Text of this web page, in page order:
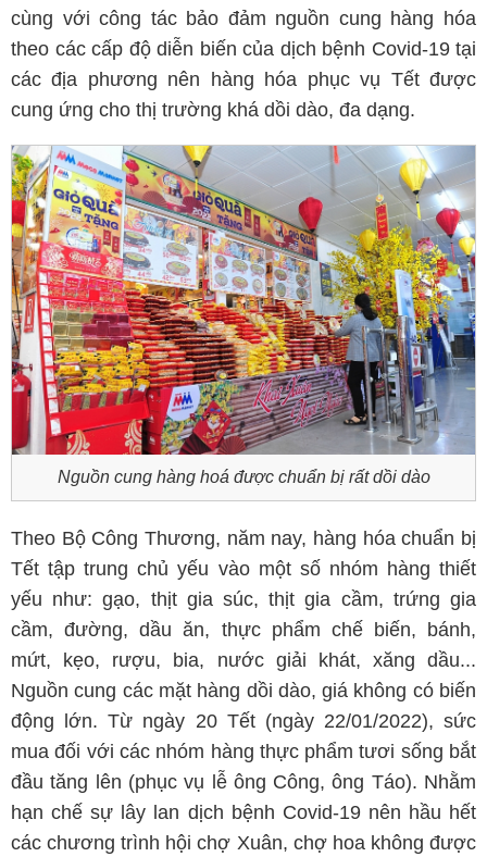
cùng với công tác bảo đảm nguồn cung hàng hóa
theo các cấp độ diễn biến của dịch bệnh Covid-19 tại
các địa phương nên hàng hóa phục vụ Tết được
cung ứng cho thị trường khá dồi dào, đa dạng.
Nguồn cung hàng hoá được chuẩn bị rất dồi dào
Theo Bộ Công Thương, năm nay, hàng hóa chuẩn bị
Tết tập trung chủ yếu vào một số nhóm hàng thiết
yếu như: gạo, thịt gia súc, thịt gia cầm, trứng gia
cầm, đường, dầu ăn, thực phẩm chế biến, bánh,
mứt, kẹo, rượu, bia, nước giải khát, xăng dầu...
Nguồn cung các mặt hàng dồi dào, giá không có biến
động lớn. Từ ngày 20 Tết (ngày 22/01/2022), sức
mua đối với các nhóm hàng thực phẩm tươi sống bắt
đầu tăng lên (phục vụ lễ ông Công, ông Táo). Nhằm
hạn chế sự lây lan dịch bệnh Covid-19 nên hầu hết
các chương trình hội chợ Xuân, chợ hoa không được